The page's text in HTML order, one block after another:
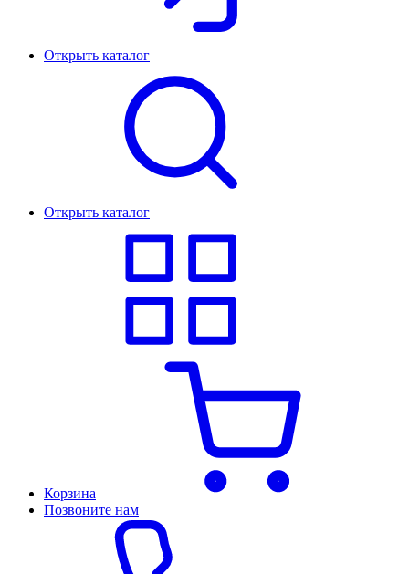
Открыть каталог
Открыть каталог
Корзина
Позвоните нам